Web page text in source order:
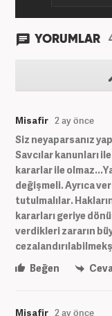
YORUMLAR
Misafir 2 ay önce
Siz neyaparsanız
Savcılar kanunları
kararlar ile
değişmeli. Ayrıca
tutulmalılar.
kararları geriye
verdikleri zararın
Beğen
Misafir 2 ay önce